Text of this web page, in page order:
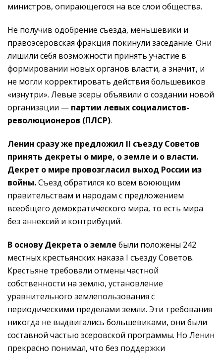
министров, опирающегося на все слои общества.
Не получив одобрение съезда, меньшевики и
правоэсеровская фракция покинули заседание. Они
лишили себя возможности принять участие в
формировании новых органов власти, а значит, и
не могли корректировать действия большевиков
«изнутри». Левые эсеры объявили о создании новой
организации — партии левых социалистов-
революционеров (ПЛСР).
Ленин сразу же предложил II съезду Советов
принять декреты о мире, о земле и о власти.
Декрет о мире провозгласил выход России из
войны.Съезд обратился ко всем воюющим
правительствам и народам с предложением
всеобщего демократического мира, то есть мира
без аннексий и контрибуций.
В основу Декрета о земле были положены 242
местных крестьянских наказа I съезду Советов.
Крестьяне требовали отмены частной
собственности на землю, установление
уравнительного землепользования с
периодическими пределами земли. Эти требования
никогда не выдвигались большевиками, они были
составной частью эсеровской программы. Но Ленин
прекрасно понимал, что без поддержки